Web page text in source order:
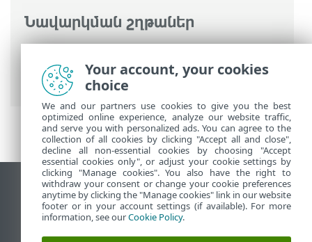
Նավարկման շղթաներ
ESET առցանց օգնություն>ESET Mobile
Security >ESET Mobile Security-ով
աշխատելը > Ցանցի ստուգիչ
Դիտեք էկրանային կայքը
End of Life
ESET-ի գիտելիքների բազան
Your account, your cookies
choice
We and our partners use cookies to give you the best
optimized online experience, analyze our website traffic,
and serve you with personalized ads. You can agree to the
collection of all cookies by clicking "Accept all and close",
decline all non-essential cookies by choosing "Accept
essential cookies only", or adjust your cookie settings by
clicking "Manage cookies". You also have the right to
withdraw your consent or change your cookie preferences
anytime by clicking the "Manage cookies" link in our website
footer or in your account settings (if available). For more
information, see ourCookie Policy.